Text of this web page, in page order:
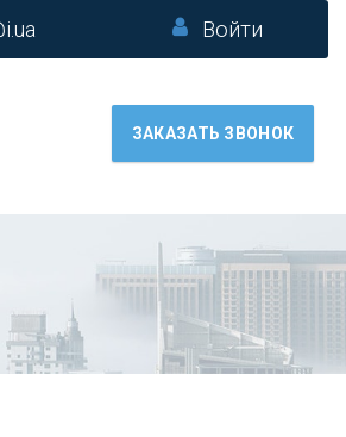
Войти
ЗАКАЗАТЬ ЗВОНОК